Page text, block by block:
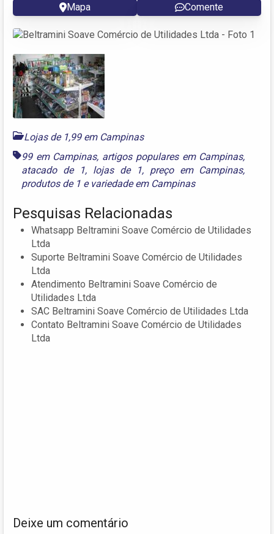
Mapa Comente
Lojas de 1,99 em Campinas
99 em Campinas, artigos populares em Campinas,
atacado de 1, lojas de 1, preço em Campinas,
produtos de 1 e variedade em Campinas
Pesquisas Relacionadas
Whatsapp Beltramini Soave Comércio de Utilidades
Ltda
Suporte Beltramini Soave Comércio de Utilidades
Ltda
Atendimento Beltramini Soave Comércio de
Utilidades Ltda
SAC Beltramini Soave Comércio de Utilidades Ltda
Contato Beltramini Soave Comércio de Utilidades
Ltda
Deixe um comentário